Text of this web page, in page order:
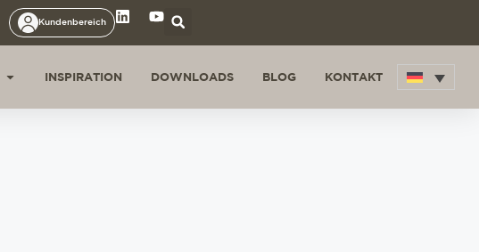
Kundenbereich
INSPIRATION DOWNLOADS BLOG KONTAKT